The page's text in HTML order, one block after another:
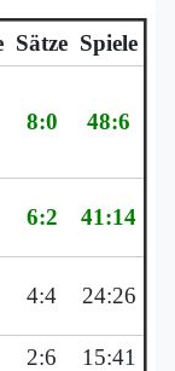
Sätze Spiele
8:0 48:6
6:2 41:14
4:4 24:26
2:6 15:41